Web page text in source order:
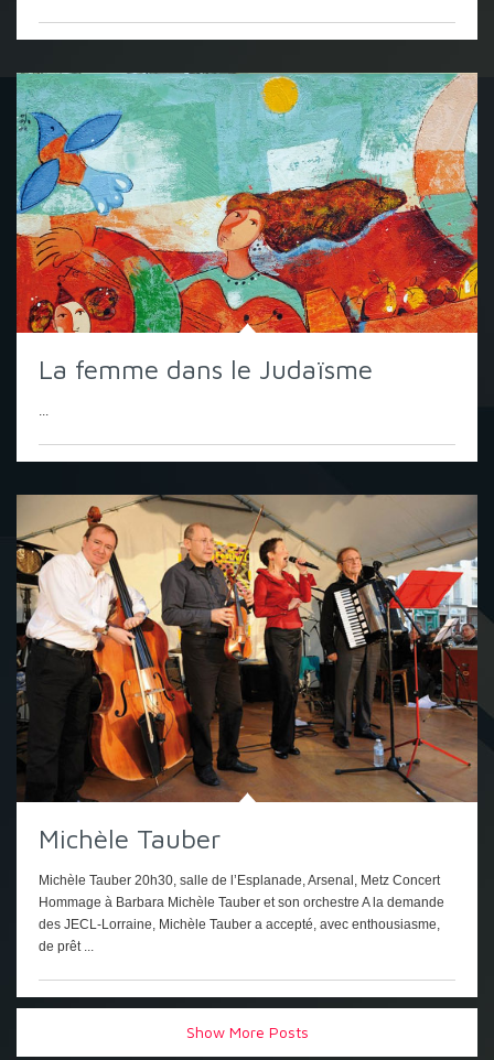
La femme dans le Judaïsme
Michèle Tauber
Michèle Tauber 20h30, salle de l’Esplanade, Arsenal, Metz Concert
Hommage à Barbara Michèle Tauber et son orchestre A la demande
des JECL-Lorraine, Michèle Tauber a accepté, avec enthousiasme,
de prêt ...
Show More Posts